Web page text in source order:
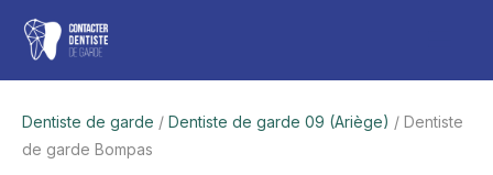
Aller
contenu
Dentiste de garde / Dentiste de garde 09 (Ariège) / Dentiste
de garde Bompas